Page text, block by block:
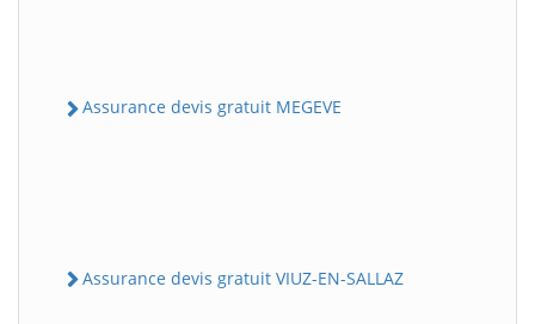
Assurance devis gratuit MEGEVE
Assurance devis gratuit VIUZ-EN-SALLAZ